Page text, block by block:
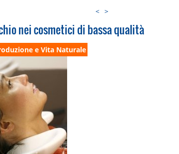
< >
nei cosmetici di bassa qualità
e Vita Naturale